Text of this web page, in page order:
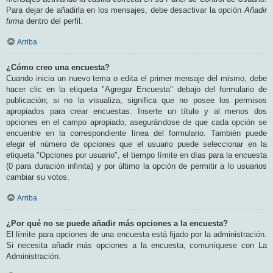
Para dejar de añadirla en los mensajes, debe desactivar la opciónAñadir
firma dentro del perfil.
Arriba
¿Cómo creo una encuesta?
Cuando inicia un nuevo tema o edita el primer mensaje del mismo, debe
hacer clic en la etiqueta "Agregar Encuesta" debajo del formulario de
publicación; si no la visualiza, significa que no posee los permisos
apropiados para crear encuestas. Inserte un título y al menos dos
opciones en el campo apropiado, asegurándose de que cada opción se
encuentre en la correspondiente línea del formulario. También puede
elegir el número de opciones que el usuario puede seleccionar en la
etiqueta "Opciones por usuario", el tiempo límite en días para la encuesta
(0 para duración infinita) y por último la opción de permitir a lo usuarios
cambiar su votos.
Arriba
¿Por qué no se puede añadir más opciones a la encuesta?
El límite para opciones de una encuesta está fijado por la administración.
Si necesita añadir más opciones a la encuesta, comuníquese con La
Administración.